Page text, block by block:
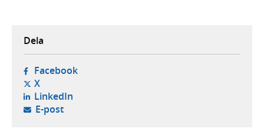
Dela
Facebook- öppnas i ny flik, extern webbplats,
X- öppnas i ny flik, extern webbplats,
LinkedIn- öppnas i ny flik, extern webbplats,
E-post- öppnar din e-postklient,